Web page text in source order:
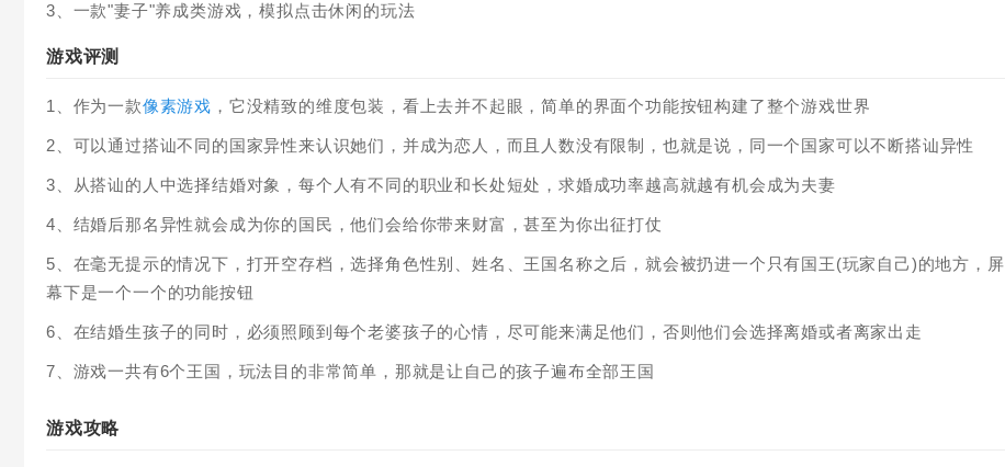
3、一款"妻子"养成类游戏，模拟点击休闲的玩法
游戏评测
1、作为一款像素游戏 ，它没精致的维度包装，看上去并不起眼，简单的界面个功能按钮构建了整个游戏世界
2、可以通过搭讪不同的国家异性来认识她们，并成为恋人，而且人数没有限制，也就是说，同一个国家可以不断搭讪异性
3、从搭讪的人中选择结婚对象，每个人有不同的职业和长处短处，求婚成功率越高就越有机会成为夫妻
4、结婚后那名异性就会成为你的国民，他们会给你带来财富，甚至为你出征打仗
5、在毫无提示的情况下，打开空存档，选择角色性别、姓名、王国名称之后，就会被扔进一个只有国王(玩家自己)的地方，屏
幕下是一个一个的功能按钮
6、在结婚生孩子的同时，必须照顾到每个老婆孩子的心情，尽可能来满足他们，否则他们会选择离婚或者离家出走
7、游戏一共有6个王国，玩法目的非常简单，那就是让自己的孩子遍布全部王国
游戏攻略